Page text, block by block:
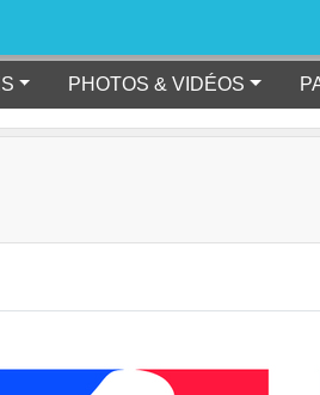
PHOTOS & VIDÉOS